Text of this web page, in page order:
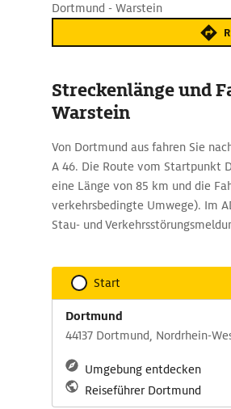
Dortmund - Warstein
Streckenlänge und
Warstein
Von Dortmund aus fahren Sie
A 46. Die Route vom Startpunkt
eine Länge von 85 km und die
verkehrsbedingte Umwege). Im
Stau- und
Start
Dortmund
44137 Dortmund, Nordrhein-
Umgebung entdecken
Reiseführer Dortmund